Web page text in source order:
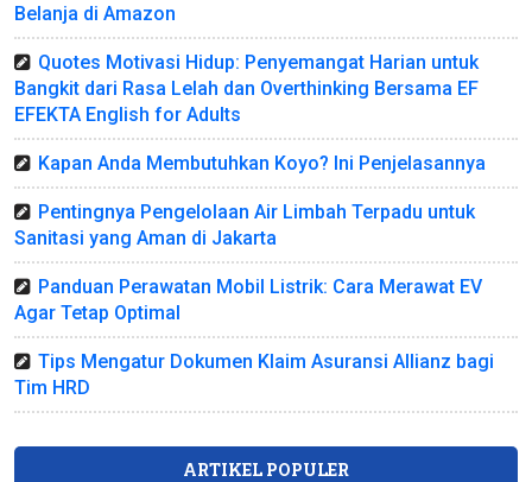
Belanja di Amazon
Quotes Motivasi Hidup: Penyemangat Harian untuk
Bangkit dari Rasa Lelah dan Overthinking Bersama EF
EFEKTA English for Adults
Kapan Anda Membutuhkan Koyo? Ini Penjelasannya
Pentingnya Pengelolaan Air Limbah Terpadu untuk
Sanitasi yang Aman di Jakarta
Panduan Perawatan Mobil Listrik: Cara Merawat EV
Agar Tetap Optimal
Tips Mengatur Dokumen Klaim Asuransi Allianz bagi
Tim HRD
ARTIKEL POPULER